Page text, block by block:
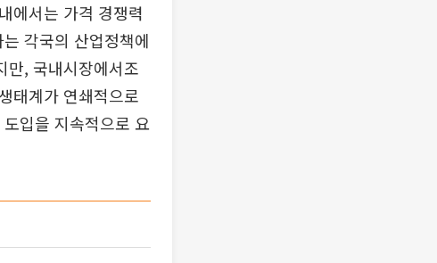
에서는 가격 경쟁력
각국의 산업정책에
만, 국내시장에서조
태계가 연쇄적으로
입을 지속적으로 요